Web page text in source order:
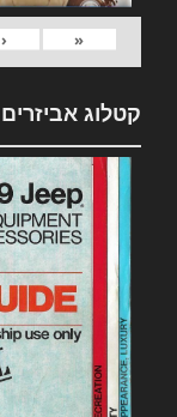
«
‹
קטלוג אביזרים 1979 Jeep